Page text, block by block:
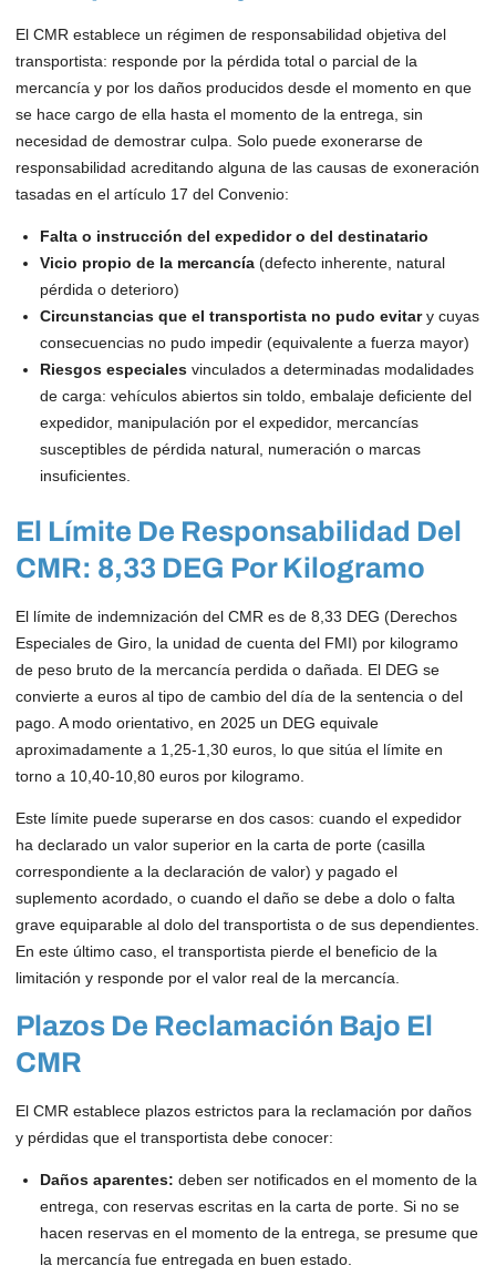
El CMR establece un régimen de responsabilidad objetiva del
transportista: responde por la pérdida total o parcial de la
mercancía y por los daños producidos desde el momento en que
se hace cargo de ella hasta el momento de la entrega, sin
necesidad de demostrar culpa. Solo puede exonerarse de
responsabilidad acreditando alguna de las causas de exoneración
tasadas en el artículo 17 del Convenio:
Falta o instrucción del expedidor o del destinatario
Vicio propio de la mercancía(defecto inherente, natural
pérdida o deterioro)
Circunstancias que el transportista no pudo evitary cuyas
consecuencias no pudo impedir (equivalente a fuerza mayor)
Riesgos especialesvinculados a determinadas modalidades
de carga: vehículos abiertos sin toldo, embalaje deficiente del
expedidor, manipulación por el expedidor, mercancías
susceptibles de pérdida natural, numeración o marcas
insuficientes.
El Límite De Responsabilidad Del
CMR: 8,33 DEG Por Kilogramo
El límite de indemnización del CMR es de 8,33 DEG (Derechos
Especiales de Giro, la unidad de cuenta del FMI) por kilogramo
de peso bruto de la mercancía perdida o dañada. El DEG se
convierte a euros al tipo de cambio del día de la sentencia o del
pago. A modo orientativo, en 2025 un DEG equivale
aproximadamente a 1,25-1,30 euros, lo que sitúa el límite en
torno a 10,40-10,80 euros por kilogramo.
Este límite puede superarse en dos casos: cuando el expedidor
ha declarado un valor superior en la carta de porte (casilla
correspondiente a la declaración de valor) y pagado el
suplemento acordado, o cuando el daño se debe a dolo o falta
grave equiparable al dolo del transportista o de sus dependientes.
En este último caso, el transportista pierde el beneficio de la
limitación y responde por el valor real de la mercancía.
Plazos De Reclamación Bajo El
CMR
El CMR establece plazos estrictos para la reclamación por daños
y pérdidas que el transportista debe conocer:
Daños aparentes: deben ser notificados en el momento de la
entrega, con reservas escritas en la carta de porte. Si no se
hacen reservas en el momento de la entrega, se presume que
la mercancía fue entregada en buen estado.